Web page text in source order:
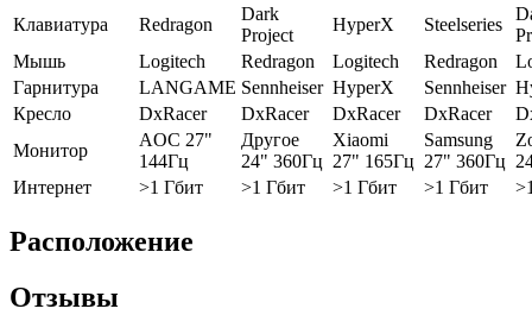
Клавиатура
Redragon
Dark
Project
HyperX Steelseries
Мышь
Logitech Redragon Logitech Redragon
Гарнитура
LANGAME Sennheiser HyperX Sennheiser
Кресло
DxRacer DxRacer DxRacer DxRacer
Монитор
AOC 27"
144Гц
Другое
24" 360Гц
Xiaomi
27" 165Гц
Samsung
27" 360Гц
Интернет
>1 Гбит >1 Гбит >1 Гбит >1 Гбит
Расположение
Отзывы